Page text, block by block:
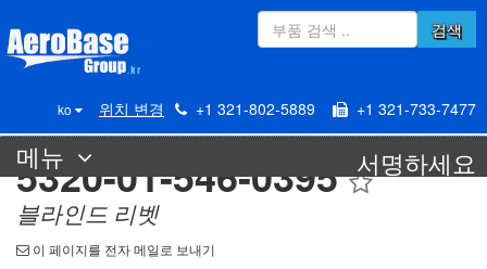
ko 위치 변경 +1 321-802-5889 +1 321-733-7477
검색
메뉴 서명하세요
5320-01-546-0395
블라인드 리벳
이 페이지를 전자 메일로 보내기